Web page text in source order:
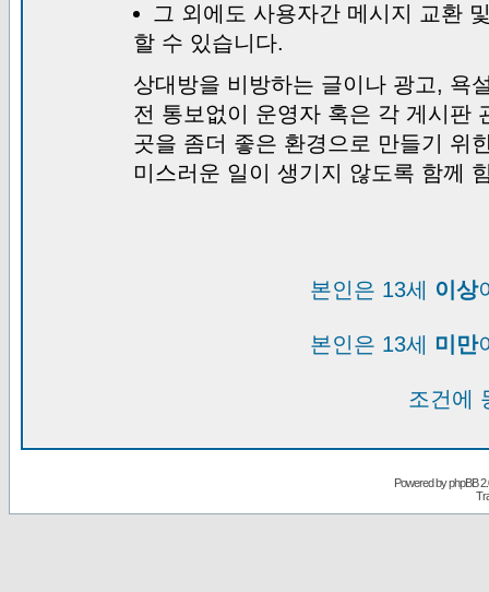
그 외에도 사용자간 메시지 교환
할 수 있습니다.
상대방을 비방하는 글이나 광고, 욕
전 통보없이 운영자 혹은 각 게시판
곳을 좀더 좋은 환경으로 만들기 위
미스러운 일이 생기지 않도록 함께
본인은 13세 이상
본인은 13세 미만
조건에
Powered byphpBB